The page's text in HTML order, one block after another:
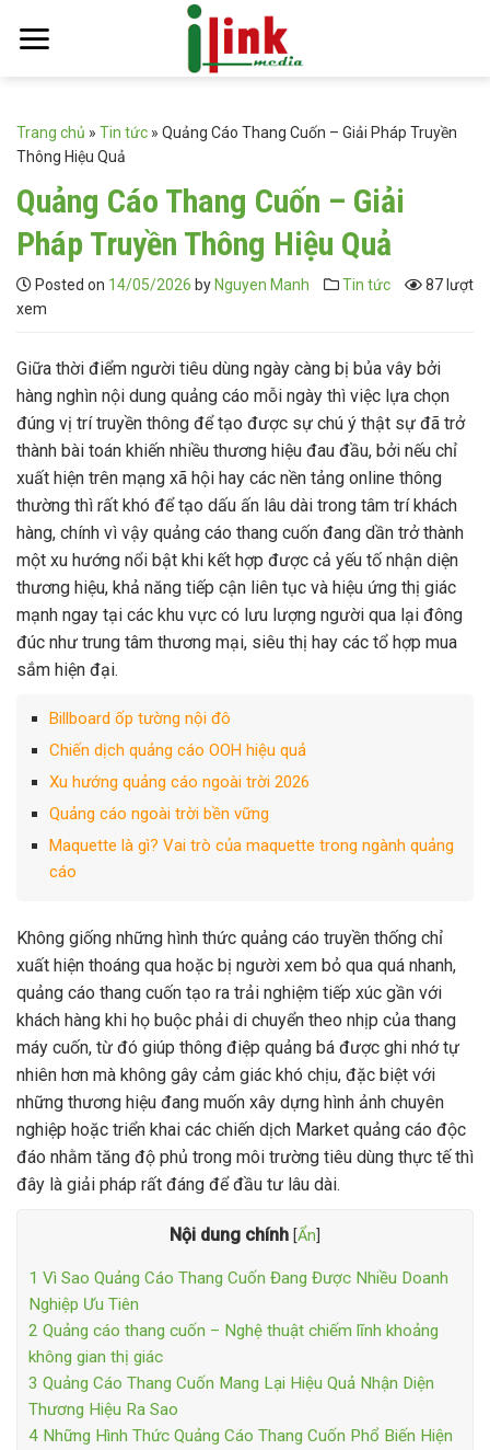
Trang chủ » Tin tức » Quảng Cáo Thang Cuốn – Giải Pháp Truyền
Thông Hiệu Quả
Quảng Cáo Thang Cuốn – Giải
Pháp Truyền Thông Hiệu Quả
Posted on 14/05/2026 by Nguyen Manh Tin tức
87 lượt
xem
Giữa thời điểm người tiêu dùng ngày càng bị bủa vây bởi
hàng nghìn nội dung quảng cáo mỗi ngày thì việc lựa chọn
đúng vị trí truyền thông để tạo được sự chú ý thật sự đã trở
thành bài toán khiến nhiều thương hiệu đau đầu, bởi nếu chỉ
xuất hiện trên mạng xã hội hay các nền tảng online thông
thường thì rất khó để tạo dấu ấn lâu dài trong tâm trí khách
hàng, chính vì vậy quảng cáo thang cuốn đang dần trở thành
một xu hướng nổi bật khi kết hợp được cả yếu tố nhận diện
thương hiệu, khả năng tiếp cận liên tục và hiệu ứng thị giác
mạnh ngay tại các khu vực có lưu lượng người qua lại đông
đúc như trung tâm thương mại, siêu thị hay các tổ hợp mua
sắm hiện đại.
Billboard ốp tường nội đô
Chiến dịch quảng cáo OOH hiệu quả
Xu hướng quảng cáo ngoài trời 2026
Quảng cáo ngoài trời bền vững
Maquette là gì? Vai trò của maquette trong ngành quảng
cáo
Không giống những hình thức quảng cáo truyền thống chỉ
xuất hiện thoáng qua hoặc bị người xem bỏ qua quá nhanh,
quảng cáo thang cuốn tạo ra trải nghiệm tiếp xúc gần với
khách hàng khi họ buộc phải di chuyển theo nhịp của thang
máy cuốn, từ đó giúp thông điệp quảng bá được ghi nhớ tự
nhiên hơn mà không gây cảm giác khó chịu, đặc biệt với
những thương hiệu đang muốn xây dựng hình ảnh chuyên
nghiệp hoặc triển khai các chiến dịch Market quảng cáo độc
đáo nhằm tăng độ phủ trong môi trường tiêu dùng thực tế thì
đây là giải pháp rất đáng để đầu tư lâu dài.
Nội dung chính [Ẩn
1 Vì Sao Quảng Cáo Thang Cuốn Đang Được Nhiều Doanh
Nghiệp Ưu Tiên
2 Quảng cáo thang cuốn – Nghệ thuật chiếm lĩnh khoảng
không gian thị giác
3 Quảng Cáo Thang Cuốn Mang Lại Hiệu Quả Nhận Diện
Thương Hiệu Ra Sao
4 Những Hình Thức Quảng Cáo Thang Cuốn Phổ Biến Hiện